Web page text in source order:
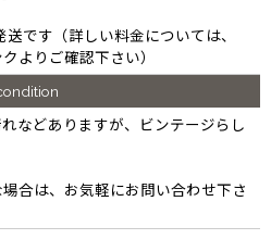
です（詳しい料金については、
よりご確認下さい）
などありますが、ビンテージらし
合は、お気軽にお問い合わせ下さ